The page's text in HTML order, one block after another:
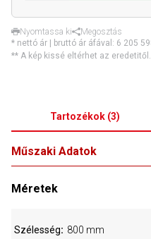
Nyomtassa ki
Megosztás
* nettó ár | bruttó ár áfával: 6 205
** A kép kissé eltérhet az eredetitől.
Tartozékok(3)
Műszaki Adatok
Méretek
Szélesség 800 mm